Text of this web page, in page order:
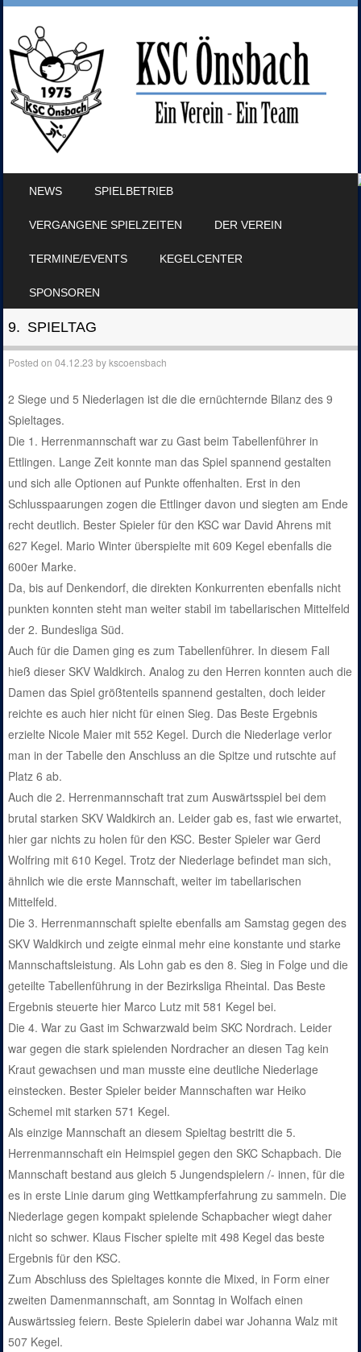
NEWS SPIELBETRIEB
VERGANGENE SPIELZEITEN DER VEREIN
TERMINE/EVENTS KEGELCENTER
SPONSOREN
9. SPIELTAG
Posted on04.12.23 bykscoensbach
2 Siege und 5 Niederlagen ist die die ernüchternde Bilanz des 9
Spieltages.
Die 1. Herrenmannschaft war zu Gast beim Tabellenführer in
Ettlingen. Lange Zeit konnte man das Spiel spannend gestalten
und sich alle Optionen auf Punkte offenhalten. Erst in den
Schlusspaarungen zogen die Ettlinger davon und siegten am Ende
recht deutlich. Bester Spieler für den KSC war David Ahrens mit
627 Kegel. Mario Winter überspielte mit 609 Kegel ebenfalls die
600er Marke.
Da, bis auf Denkendorf, die direkten Konkurrenten ebenfalls nicht
punkten konnten steht man weiter stabil im tabellarischen Mittelfeld
der 2. Bundesliga Süd.
Auch für die Damen ging es zum Tabellenführer. In diesem Fall
hieß dieser SKV Waldkirch. Analog zu den Herren konnten auch die
Damen das Spiel größtenteils spannend gestalten, doch leider
reichte es auch hier nicht für einen Sieg. Das Beste Ergebnis
erzielte Nicole Maier mit 552 Kegel. Durch die Niederlage verlor
man in der Tabelle den Anschluss an die Spitze und rutschte auf
Platz 6 ab.
Auch die 2. Herrenmannschaft trat zum Auswärtsspiel bei dem
brutal starken SKV Waldkirch an. Leider gab es, fast wie erwartet,
hier gar nichts zu holen für den KSC. Bester Spieler war Gerd
Wolfring mit 610 Kegel. Trotz der Niederlage befindet man sich,
ähnlich wie die erste Mannschaft, weiter im tabellarischen
Mittelfeld.
Die 3. Herrenmannschaft spielte ebenfalls am Samstag gegen des
SKV Waldkirch und zeigte einmal mehr eine konstante und starke
Mannschaftsleistung. Als Lohn gab es den 8. Sieg in Folge und die
geteilte Tabellenführung in der Bezirksliga Rheintal. Das Beste
Ergebnis steuerte hier Marco Lutz mit 581 Kegel bei.
Die 4. War zu Gast im Schwarzwald beim SKC Nordrach. Leider
war gegen die stark spielenden Nordracher an diesen Tag kein
Kraut gewachsen und man musste eine deutliche Niederlage
einstecken. Bester Spieler beider Mannschaften war Heiko
Schemel mit starken 571 Kegel.
Als einzige Mannschaft an diesem Spieltag bestritt die 5.
Herrenmannschaft ein Heimspiel gegen den SKC Schapbach. Die
Mannschaft bestand aus gleich 5 Jungendspielern /- innen, für die
es in erste Linie darum ging Wettkampferfahrung zu sammeln. Die
Niederlage gegen kompakt spielende Schapbacher wiegt daher
nicht so schwer. Klaus Fischer spielte mit 498 Kegel das beste
Ergebnis für den KSC.
Zum Abschluss des Spieltages konnte die Mixed, in Form einer
zweiten Damenmannschaft, am Sonntag in Wolfach einen
Auswärtssieg feiern. Beste Spielerin dabei war Johanna Walz mit
507 Kegel.